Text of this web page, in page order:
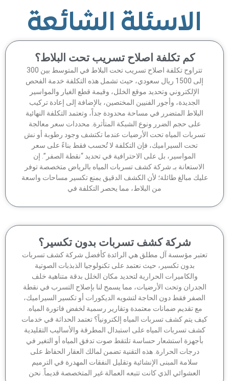
الاسئلة الشائعة
كم تكلفة اصلاح تسريب تحت البلاط؟
تتراوح تكلفة اصلاح تسريب تحت البلاط في المتوسط بين 300
إلى 1500 ريال سعودي، حيث تشمل هذه التكلفة خدمة الفحص
الإلكتروني وتحديد موقع الخلل، وقيمة قطع الغيار والمواسير
الجديدة، وأجور الفنيين المختصين، بالإضافة إلى إعادة تركيب
البلاط المتضرر في مساحة محدودة جداً، وتعتمد التكلفة النهائية
على حجم الضرر ونوع الشبكة المتأثرة. محددات سعر معالجة
المياه تحت الأرضيات عندما تكتشف وجود رطوبة أو نش
تحت السيراميك، فإن التكلفة لا تُحسب فقط بناءً على سعر
المواسير، بل على الاحترافية في تحديد “نقطة الصفر”. إن
بـ شركة كشف تسربات المياه بالرياض متخصصة توفر
مبالغ طائلة؛ لأن الكشف الدقيق يمنع تكسير مساحات واسعة
من البلاط، مما يحصر التكلفة في
شركة كشف تسربات بدون تكسير؟
مؤسسة آل مطلق هي الرائدة كأفضل شركة كشف تسربات
بدون تكسير، حيث نعتمد على تكنولوجيا الذبذبات الصوتية
والكاميرات الحرارية لتحديد مكان الخلل بدقة متناهية خلف
وتحت الأرضيات، مما يسمح لنا بإصلاح التسرب في نقطة
فقط دون الحاجة لتشويه الديكورات أو تكسير السيراميك،
مع تقديم ضمانات معتمدة وتقارير رسمية لخفض فاتورة المياه.
يتم كشف تسربات المياه إلكترونياً؟ تعتمد الحداثة في خدمات
تسربات المياه على استبدال المطرقة والأساليب التقليدية
بأجهزة استشعار حساسة تلتقط صوت تدفق المياه أو التغير في
درجات الحرارة. هذه التقنية تضمن لمالك العقار الحفاظ على
سلامة المبنى الإنشائية وتقليل النفقات المهدرة في الترميم
العشوائي الذي كانت تتبعه العمالة غير المتخصصة قديماً. نحن